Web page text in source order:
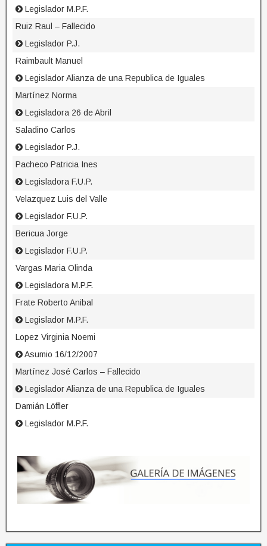
Legislador M.P.F.
Ruiz Raul – Fallecido
Legislador P.J.
Raimbault Manuel
Legislador Alianza de una Republica de Iguales
Martínez Norma
Legisladora 26 de Abril
Saladino Carlos
Legislador P.J.
Pacheco Patricia Ines
Legisladora F.U.P.
Velazquez Luis del Valle
Legislador F.U.P.
Bericua Jorge
Legislador F.U.P.
Vargas Maria Olinda
Legisladora M.P.F.
Frate Roberto Anibal
Legislador M.P.F.
Lopez Virginia Noemi
Asumio 16/12/2007
Martínez José Carlos – Fallecido
Legislador Alianza de una Republica de Iguales
Damián Löffler
Legislador M.P.F.